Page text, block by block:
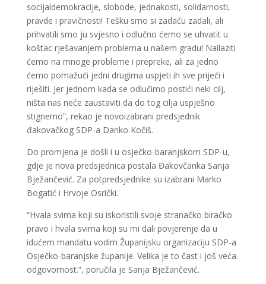
socijaldemokracije, slobode, jednakosti, solidarnosti,
pravde i pravičnosti! Tešku smo si zadaću zadali, ali
prihvatili smo ju svjesno i odlučno ćemo se uhvatit u
koštac rješavanjem problema u našem gradu! Nailaziti
ćemo na mnoge probleme i prepreke, ali za jedno
ćemo pomažući jedni drugima uspjeti ih sve prijeći i
riješiti. Jer jednom kada se odlučimo postići neki cilj,
ništa nas neće zaustaviti da do tog cilja uspješno
stignemo”, rekao je novoizabrani predsjednik
đakovačkog SDP-a Danko Kočiš.
Do promjena je došli i u osječko-baranjskom SDP-u,
gdje je nova predsjednica postala Đakovčanka Sanja
Bježančević. Za potpredsjednike su izabrani Marko
Bogatić i Hrvoje Osrički.
“Hvala svima koji su iskoristili svoje stranačko biračko
pravo i hvala svima koji su mi dali povjerenje da u
idućem mandatu vodim Županijsku organizaciju SDP-a
Osječko-baranjske županije. Velika je to čast i još veća
odgovornost.”, poručila je Sanja Bježančević.